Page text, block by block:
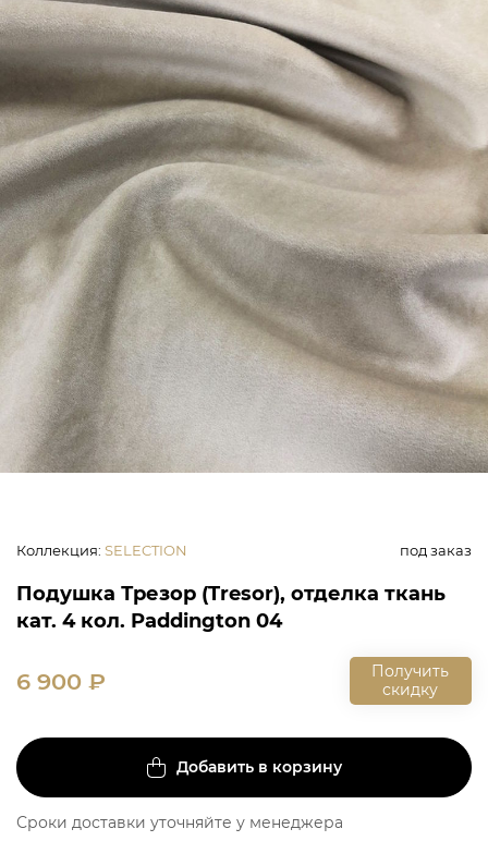
Коллекция: SELECTION под заказ
Подушка Трезор (Tresor), отделка ткань
кат. 4 кол. Paddington 04
6 900 ₽
Получить
скидку
Добавить в корзину
Сроки доставки уточняйте у менеджера